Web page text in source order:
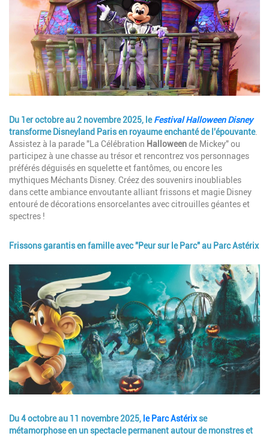
Description
Du 1er octobre au 2 novembre 2025, leFestival Halloween Disney
transforme Disneyland Paris en royaume enchanté de l'épouvante.
Assistez à la parade "La Célébration Halloweende Mickey" ou
participez à une chasse au trésor et rencontrez vos personnages
préférés déguisés en squelette et fantômes, ou encore les
mythiques Méchants Disney. Créez des souvenirs inoubliables
dans cette ambiance envoutante alliant frissons et magie Disney
entouré de décorations ensorcelantes avec citrouilles géantes et
spectres !
Frissons garantis en famille avec "Peur sur le Parc" au Parc Astérix
Description
Du 4 octobre au 11 novembre 2025, le Parc Astérixse
métamorphose en un spectacle permanent autour de monstres et